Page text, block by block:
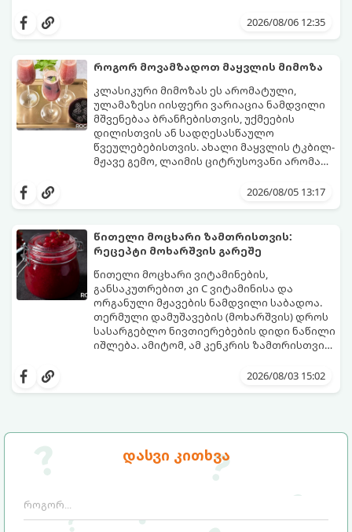
დასვი კითხვა
სალათებთან ერთად ან ტახინის (სესამის)
მდგომარეობს, რომ გამოიყენება
შეწვისას ფორმა იდეალურად შეინარჩუნოს
და არ დაიშალოს.
მომზადების დრო: 20 წუთი (დამატებით
მუხუდოს ჩალბობის დრო: 12-24 საათი)
შეწვის დრო: 10–15 წუთი ულუფა: 20–24 ცალი
ბურთულა (4–6 პორცია)
2026/08/06 12:35
როგორ მოვამზადოთ მაყვლის მიმოზა
კლასიკური მიმოზას ეს არომატული,
ულამაზესი იისფერი ვარიაცია ნამდვილი
მშვენებაა ბრანჩებისთვის, უქმეების
დილისთვის ან სადღესასწაულო
წვეულებებისთვის. ახალი მაყვლის ტკბილ-
მჟავე გემო, ლაიმის ციტრუსოვანი არომატი
საოცრად დახვეწილ და მაგრილებელ
და მის მომზადებას მინიმალური
პორცია
2026/08/05 13:17
წითელი მოცხარი ზამთრისთვის:
რეცეპტი მოხარშვის გარეშე
წითელი მოცხარი ვიტამინების,
განსაკუთრებით კი C ვიტამინისა და
ორგანული მჟავების ნამდვილი საბადოა.
თერმული დამუშავების (მოხარშვის) დროს
სასარგებლო ნივთიერებების დიდი ნაწილი
იშლება. ამიტომ, ამ კენკრის ზამთრისთვის
მომზადებაა - მოხარშვის გარეშე.
ბუნებრივ, კაშკაშა გემოს, არომატს და
2026/08/03 15:02